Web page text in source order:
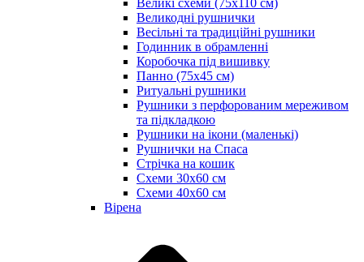
Великі схеми (75х110 см)
Великодні рушнички
Весільні та традиційні рушники
Годинник в обрамленні
Коробочка під вишивку
Панно (75х45 см)
Ритуальні рушники
Рушники з перфорованим мереживом
та підкладкою
Рушники на ікони (маленькі)
Рушнички на Спаса
Стрічка на кошик
Схеми 30х60 см
Схеми 40х60 см
Вірена